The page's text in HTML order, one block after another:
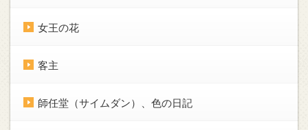
女王の花
客主
師任堂（サイムダン）、色の日記